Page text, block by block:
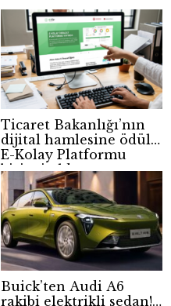
Ticaret Bakanlığı’nın
dijital hamlesine ödül:
E-Kolay Platformu
birinci oldu
Buick’ten Audi A6
rakibi elektrikli sedan!